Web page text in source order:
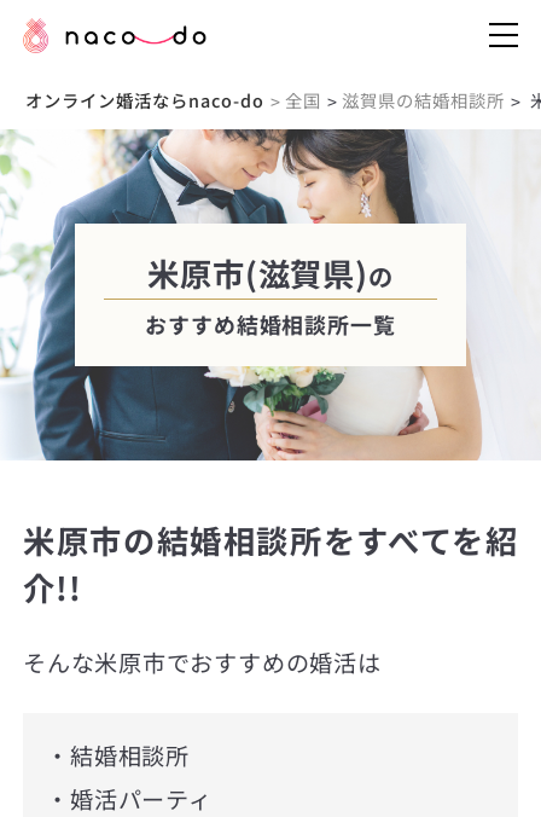
オンライン婚活ならnaco-do > 全国 > 滋賀県の結婚相談所 >
米原市(滋賀県)の
おすすめ結婚相談所一覧
米原市の結婚相談所をすべてを紹
介!!
そんな米原市でおすすめの婚活は
・結婚相談所
・婚活パーティ